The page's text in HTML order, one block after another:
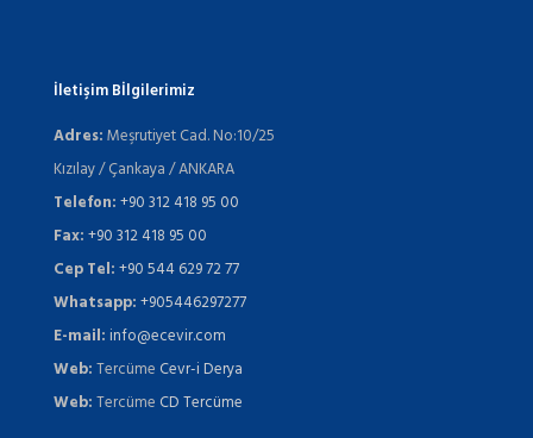
İletişim Bİlgilerimiz
Adres:Meşrutiyet Cad. No:10/25
Kızılay / Çankaya / ANKARA
Telefon:+90 312 418 95 00
Fax:+90 312 418 95 00
Cep Tel:+90 544 629 72 77
Whatsapp:+905446297277
E-mail:info@ecevir.com
Web:Tercüme Cevr-i Derya
Web:Tercüme CD Tercüme